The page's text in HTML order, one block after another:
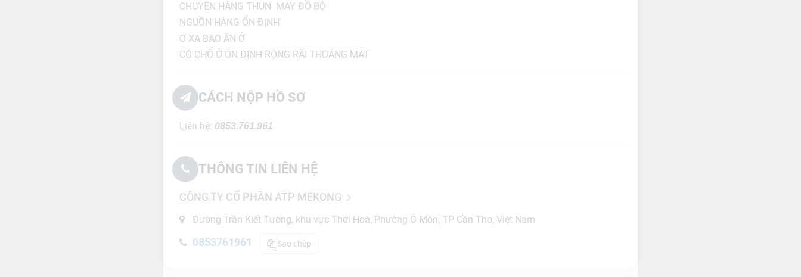
CHUYÊN HÀNG THUN MAY ĐỒ BỘ
NGUỒN HÀNG ỔN ĐỊNH
Ơ XA BAO ĂN Ở
CÓ CHỔ Ở ỔN ĐỊNH RỘNG RÃI THOÁNG MÁT
CÁCH NỘP HỒ SƠ
Liên hệ: 0853.761.961
THÔNG TIN LIÊN HỆ
CÔNG TY CỔ PHẦN ATP MEKONG
Đường Trần Kiết Tường, khu vực Thới Hoà, Phường Ô Môn, TP Cần Thơ, Việt Nam
0853761961 Sao chép